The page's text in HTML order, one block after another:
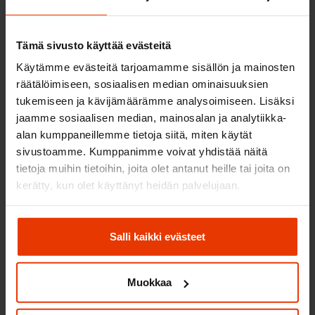
Tämä sivusto käyttää evästeitä
Käytämme evästeitä tarjoamamme sisällön ja mainosten
räätälöimiseen, sosiaalisen median ominaisuuksien
tukemiseen ja kävijämäärämme analysoimiseen. Lisäksi
jaamme sosiaalisen median, mainosalan ja analytiikka-
alan kumppaneillemme tietoja siitä, miten käytät
sivustoamme. Kumppanimme voivat yhdistää näitä
tietoja muihin tietoihin, joita olet antanut heille tai joita on
kerätty, kun olet käyttänyt heidän palvelujaan.
Salli kaikki evästeet
Muokkaa
yhteydessä, mutta lisäksi myös viranomaisilta,
muilta vastaavilta luotettavilta tahoilta.
Lisäksi henkilötietoja voidaan kerätä ja päivittää tässä
tietosuojaselosteessa kuvattuja käyttötarkoituksia varten
myös julkisesti saatavilla olevista lähteistä ja
viranomaisilta tai muilta kolmansilta osapuolilta
saatujen tietojen perusteella sovellettavan
lainsäädännön rajoissa.
Henkilötietojen siirrot, luovutukset
ja vastaanottajat
Hyödynnämme henkilötietojen käsittelyssä lukuumme